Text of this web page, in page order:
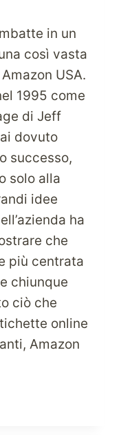
in un
così vasta
USA.
1995 come
di Jeff
dovuto
successo,
solo alla
idee
ha
che
più centrata
chiunque
ciò che
online
Amazon